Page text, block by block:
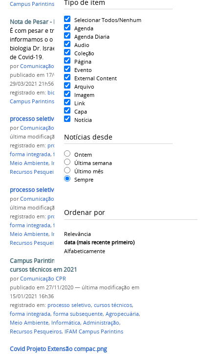
Tipo de item
Selecionar Todos/Nenhum
Agenda
Agenda Diaria
Audio
Coleção
Página
Evento
External Content
Arquivo
Imagem
Link
Capa
Notícia
Notícias desde
Ontem
Última semana
Último mês
Sempre
Ordenar por
Relevância
data (mais recente primeiro)
Alfabeticamente
Campus Parintins
Nota de Pesar - Dr. Israel Romano
É com pesar e tristeza no coração que
informamos o o nosso amigo e docente de
biologia Dr. Israel Romano falece, às 16 h, vítima
de Covid-19.
porComunicação CPR
publicado em 17/03/2021 última modificação
29/03/2021 21h56
registrado em: biologia, covid-19
Campus Parintins
processo seletivo 2021 compac.jpg
porComunicação CPR
última modificação
em 28/11/2020 10h03
registrado em: processo seletivo,cursos técnicos,
forma integrada, forma subsequente
Meio Ambiente, Informática,Administração
Recursos Pesqueiros
,IFAM Campus Parintins
processo seletivo 2021 compac.jpg
porComunicação CPR
última modificação
registrado em: processo seletivo cursos técnicos
forma integrada, forma subsequente
Meio Ambiente, Informática,Administração
Recursos Pesqueiros
,IFAM Campus Parintins
Campus Parintins oferta mais de 250 vagas para
cursos técnicos em 2021
porComunicação CPR
publicado em 27/11/2020 — última modificação em
15/01/2021 16h36
registrado em: processo seletivo, cursos técnicos,
forma integrada, forma subsequente, Agropecuária,
Meio Ambiente, Informática, Administração,
Recursos Pesqueiros, IFAM Campus Parintins
Covid Projeto Extensão compac.png